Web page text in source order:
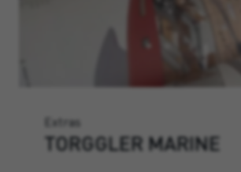
Extras
TORGGLER MARINE